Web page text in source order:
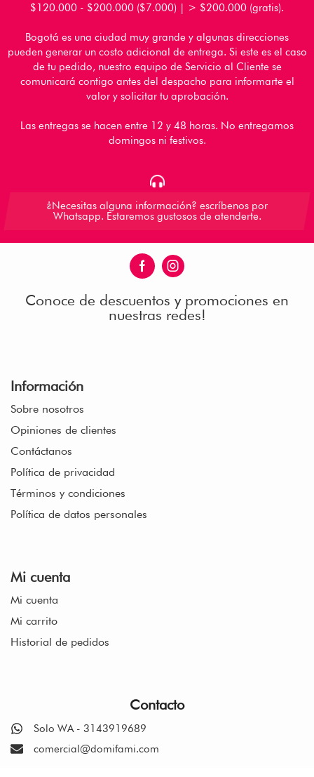
$120.000 - $200.000 ($7.000) | > $200.000 (gratis).
Bogotá es una ciudad muy grande y algunas direcciones
pueden generar un costo adicional de entrega. Si este es el caso
de tu pedido, nuestro equipo de Servicio al Cliente se
comunicará contigo antes del despacho para informarte el
valor y solicitar tu aprobación.
Las entregas se hacen entre 12 y 48 horas. No entregamos
domingos ni festivos.
¿Necesitas alguna información? escríbenos por
Whatsapp. Estaremos gustosos de atenderte.
Conoce de descuentos y promociones en
nuestras redes!
Información
Sobre nosotros
Opiniones de clientes
Contáctanos
Política de privacidad
Términos y condiciones
Política de datos personales
Mi cuenta
Mi cuenta
Mi carrito
Historial de pedidos
Contacto
Solo WA - 3143919689
comercial@domifami.com